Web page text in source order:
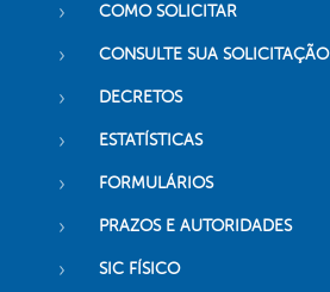
COMO SOLICITAR
CONSULTE SUA SOLICITAÇÃO
DECRETOS
ESTATÍSTICAS
FORMULÁRIOS
PRAZOS E AUTORIDADES
SIC FÍSICO